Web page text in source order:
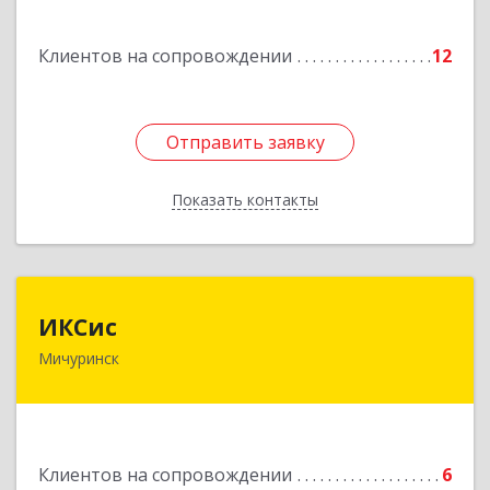
Клиентов на сопровождении 12
Отправить заявку
Показать контакты
Отправить заявку
Назад
ИКСис
Мичуринск
Клиентов на сопровождении 6